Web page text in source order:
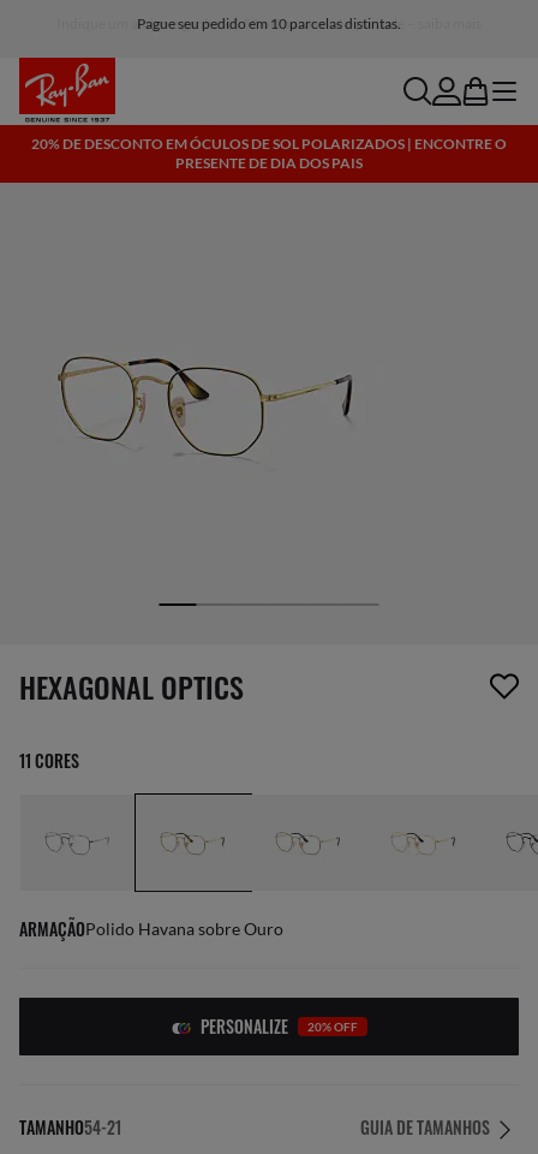
Pague seu pedido em 10 parcelas distintas.
searchaccount
bag menu
20% DE DESCONTO EM ÓCULOS DE SOL POLARIZADOS | ENCONTRE O
PRESENTE DE DIA DOS PAIS
1 item foi removido da sua lista de desejos
HEXAGONAL OPTICS
11 CORES
ARMAÇÃOPolido Havana sobre Ouro
PERSONALIZE 20% OFF
TAMANHO54-21 GUIA DE TAMANHOS